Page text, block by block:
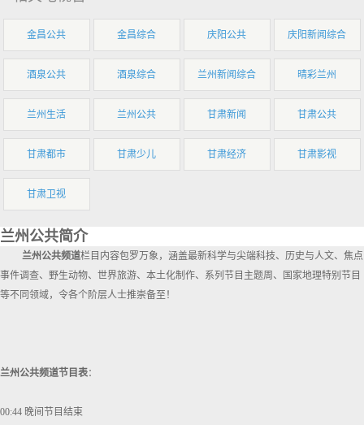
金昌公共 金昌综合 庆阳公共 庆阳新闻综合
酒泉公共 酒泉综合 兰州新闻综合 晴彩兰州
兰州生活 兰州公共 甘肃新闻 甘肃公共
甘肃都市 甘肃少儿 甘肃经济 甘肃影视
甘肃卫视
兰州公共简介
兰州公共频道栏目内容包罗万象，涵盖最新科学与尖端科技、历史与人文、焦点
事件调查、野生动物、世界旅游、本土化制作、系列节目主题周、国家地理特别节目
等不同领域，令各个阶层人士推崇备至！
兰州公共频道节目表：
00:44 晚间节目结束